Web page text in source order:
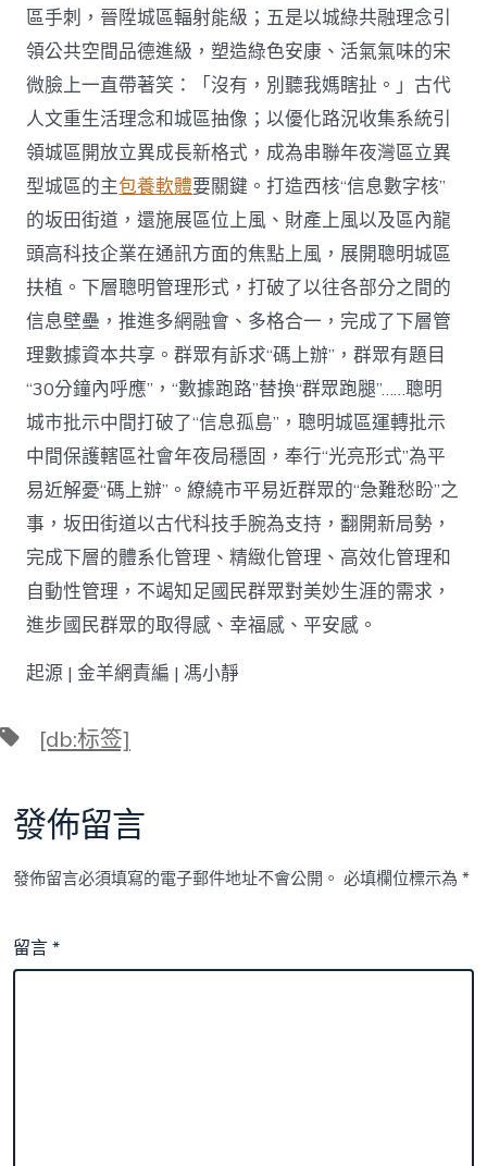
區手刺，晉陞城區輻射能級；五是以城綠共融理念引
領公共空間品德進級，塑造綠色安康、活氣氣味的宋
微臉上一直帶著笑：「沒有，別聽我媽瞎扯。」古代
人文重生活理念和城區抽像；以優化路況收集系統引
領城區開放立異成長新格式，成為串聯年夜灣區立異
型城區的主包養軟體要關鍵。打造西核“信息數字核”
的坂田街道，還施展區位上風、財產上風以及區內龍
頭高科技企業在通訊方面的焦點上風，展開聰明城區
扶植。下層聰明管理形式，打破了以往各部分之間的
信息壁壘，推進多網融會、多格合一，完成了下層管
理數據資本共享。群眾有訴求“碼上辦”，群眾有題目
“30分鐘內呼應”，“數據跑路”替換“群眾跑腿”……聰明
城市批示中間打破了“信息孤島”，聰明城區運轉批示
中間保護轄區社會年夜局穩固，奉行“光亮形式”為平
易近解憂“碼上辦”。繚繞市平易近群眾的“急難愁盼”之
事，坂田街道以古代科技手腕為支持，翻開新局勢，
完成下層的體系化管理、精緻化管理、高效化管理和
自動性管理，不竭知足國民群眾對美妙生涯的需求，
進步國民群眾的取得感、幸福感、平安感。
起源 | 金羊網責編 | 馮小靜
標 [db:标签]
發佈留言
發佈留言必須填寫的電子郵件地址不會公開。 必填欄位標示為*
留言*